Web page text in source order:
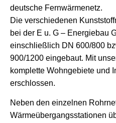
deutsche Fernwärmenetz.
Die verschiedenen
bei der E u. G – Energiebau
einschließlich DN 600/800
900/1200 eingebaut. Mit
komplette Wohngebiete und
erschlossen.
Neben den einzelnen
Wärmeübergangsstationen